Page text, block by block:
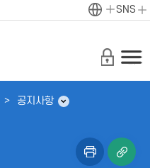
SNS
체
공지사항